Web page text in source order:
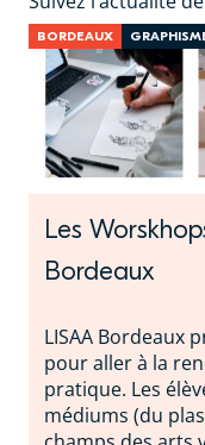
BORDEAUX
Les
Bordeaux
LISAA Bordeaux
pour aller à la
pratique. Les
médiums (du